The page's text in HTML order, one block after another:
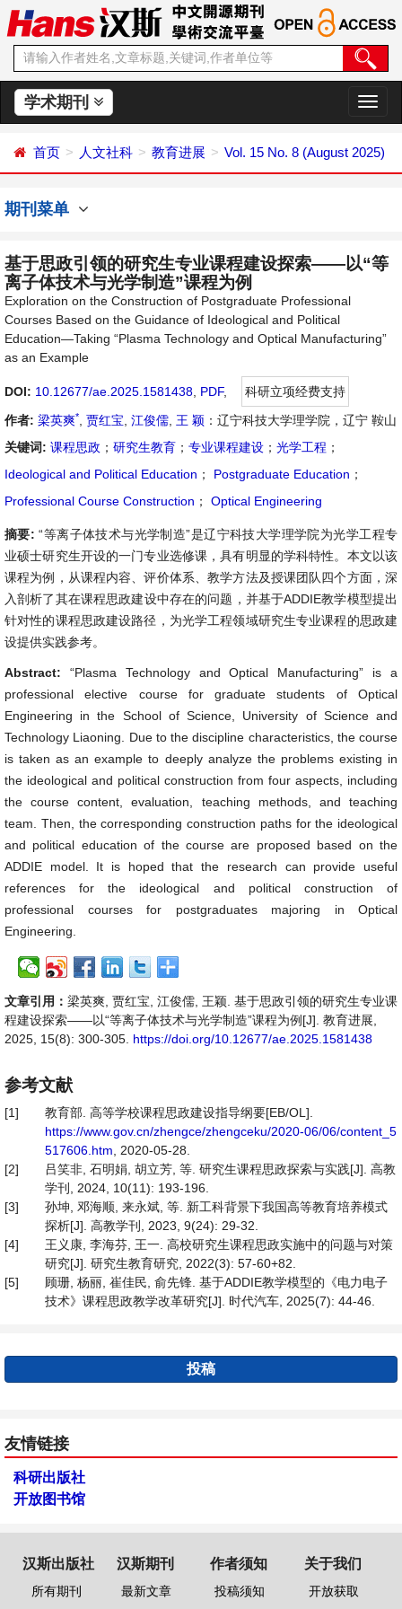
学术期刊
切
换
航
首页 人文社科 教育进展 Vol. 15 No. 8 (August 2025)
期刊菜单
基于思政引领的研究生专业课程建设探索——以“等
离子体技术与光学制造”课程为例
Exploration on the Construction of Postgraduate Professional
Courses Based on the Guidance of Ideological and Political
Education—Taking “Plasma Technology and Optical Manufacturing”
as an Example
DOI: 10.12677/ae.2025.1581438 PDF,
科研立项经费支持
作者: 梁英爽* 贾红宝 江俊儒 王 颖 ：辽宁科技大学理学院，辽宁 鞍山
关键词: 课程思政 ； 研究生教育 ； 专业课程建设 ； 光学工程 ；
Ideological and Political Education ； Postgraduate Education ；
Professional Course Construction ； Optical Engineering
摘要:“等离子体技术与光学制造”是辽宁科技大学理学院为光学工程专
业硕士研究生开设的一门专业选修课，具有明显的学科特性。本文以该
课程为例，从课程内容、评价体系、教学方法及授课团队四个方面，深
入剖析了其在课程思政建设中存在的问题，并基于ADDIE教学模型提出
针对性的课程思政建设路径，为光学工程领域研究生专业课程的思政建
设提供实践参考。
Abstract: “Plasma Technology and Optical Manufacturing” is a
professional elective course for graduate students of Optical
Engineering in the School of Science, University of Science and
Technology Liaoning. Due to the discipline characteristics, the course
is taken as an example to deeply analyze the problems existing in
the ideological and political construction from four aspects, including
the course content, evaluation, teaching methods, and teaching
team. Then, the corresponding construction paths for the ideological
and political education of the course are proposed based on the
ADDIE model. It is hoped that the research can provide useful
references for the ideological and political construction of
professional courses for postgraduates majoring in Optical
Engineering.
文章引用： 梁英爽, 贾红宝, 江俊儒, 王颖. 基于思政引领的研究生专业课
程建设探索——以“等离子体技术与光学制造”课程为例[J]. 教育进展,
2025, 15(8): 300-305. https://doi.org/10.12677/ae.2025.1581438
参考文献
[1]
教育部. 高等学校课程思政建设指导纲要[EB/OL].
https://www.gov.cn/zhengce/zhengceku/2020-06/06/content_5
517606.htm , 2020-05-28.
[2]
吕笑非, 石明娟, 胡立芳, 等. 研究生课程思政探索与实践[J]. 高教
学刊, 2024, 10(11): 193-196.
[3]
孙坤, 邓海顺, 来永斌, 等. 新工科背景下我国高等教育培养模式
探析[J]. 高教学刊, 2023, 9(24): 29-32.
[4]
王义康, 李海芬, 王一. 高校研究生课程思政实施中的问题与对策
研究[J]. 研究生教育研究, 2022(3): 57-60+82.
[5]
顾珊, 杨丽, 崔佳民, 俞先锋. 基于ADDIE教学模型的《电力电子
技术》课程思政教学改革研究[J]. 时代汽车, 2025(7): 44-46.
投稿
友情链接
科研出版社
开放图书馆
汉斯出版社
所有期刊
汉斯期刊
最新文章
作者须知
投稿须知
关于我们
开放获取